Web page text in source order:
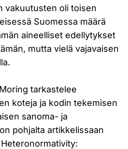
vakuutusten oli toisen
Suomessa määrä
aineelliset edellytykset
mutta vielä vajavaisen
tarkastelee
koteja ja kodin tekemisen
sanoma- ja
pohjalta artikkelissaan